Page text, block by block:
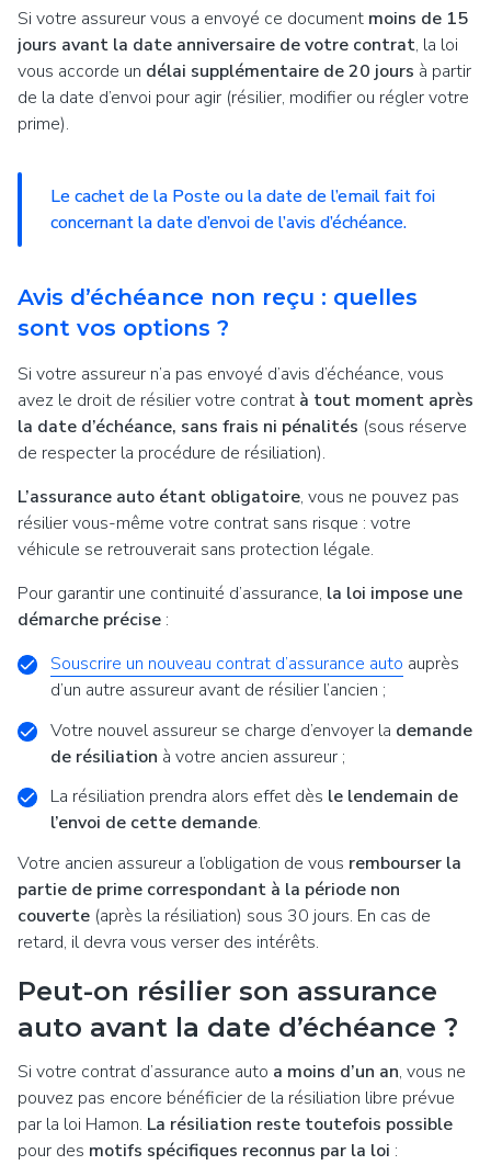
Si votre assureur vous a envoyé ce document moins de 15
jours avant la date anniversaire de votre contrat, la loi
vous accorde un délai supplémentaire de 20 jours à partir
de la date d’envoi pour agir (résilier, modifier ou régler votre
prime).
Le cachet de la Poste ou la date de l’email fait foi
concernant la date d’envoi de l’avis d’échéance.
Avis d’échéance non reçu : quelles
sont vos options ?
Si votre assureur n’a pas envoyé d’avis d’échéance, vous
avez le droit de résilier votre contrat à tout moment après
la date d’échéance, sans frais ni pénalités (sous réserve
de respecter la procédure de résiliation).
L’assurance auto étant obligatoire, vous ne pouvez pas
résilier vous-même votre contrat sans risque : votre
véhicule se retrouverait sans protection légale.
Pour garantir une continuité d’assurance, la loi impose une
démarche précise :
Souscrire un nouveau contrat d’assurance auto auprès
d’un autre assureur avant de résilier l’ancien ;
Votre nouvel assureur se charge d’envoyer la demande
de résiliation à votre ancien assureur ;
La résiliation prendra alors effet dès le lendemain de
l’envoi de cette demande.
Votre ancien assureur a l’obligation de vous rembourser la
partie de prime correspondant à la période non
couverte (après la résiliation) sous 30 jours. En cas de
retard, il devra vous verser des intérêts.
Peut-on résilier son assurance
auto avant la date d’échéance ?
Si votre contrat d’assurance auto a moins d’un an, vous ne
pouvez pas encore bénéficier de la résiliation libre prévue
par la loi Hamon. La résiliation reste toutefois possible
pour des motifs spécifiques reconnus par la loi :